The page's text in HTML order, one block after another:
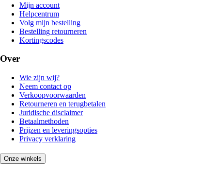
Mijn account
Helpcentrum
Volg mijn bestelling
Bestelling retourneren
Kortingscodes
Over
Wie zijn wij?
Neem contact op
Verkoopvoorwaarden
Retourneren en terugbetalen
Juridische disclaimer
Betaalmethoden
Prijzen en leveringsopties
Privacy verklaring
Onze winkels